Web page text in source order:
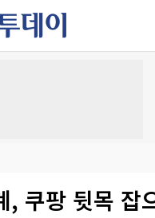
, 쿠팡 뒷목 잡